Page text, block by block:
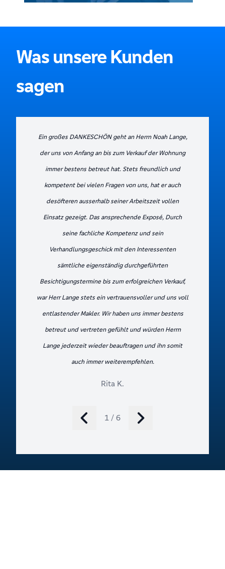
Was unsere Kunden
sagen
Ein großes DANKESCHÖN geht an Herrn Noah Lange,
der uns von Anfang an bis zum Verkauf der Wohnung
immer bestens betreut hat. Stets freundlich und
kompetent bei vielen Fragen von uns, hat er auch
desöfteren ausserhalb seiner Arbeitszeit vollen
Einsatz gezeigt. Das ansprechende Exposé, Durch
seine fachliche Kompetenz und sein
Verhandlungsgeschick mit den Interessenten
sämtliche eigenständig durchgeführten
Besichtigungstermine bis zum erfolgreichen Verkauf,
war Herr Lange stets ein vertrauensvoller und uns voll
entlastender Makler. Wir haben uns immer bestens
betreut und vertreten gefühlt und würden Herrn
Lange jederzeit wieder beauftragen und ihn somit
auch immer weiterempfehlen.
Rita K.
1 / 6